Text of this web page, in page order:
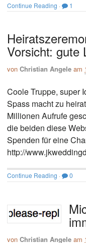
Continue Reading · 1
Vorsicht: gute
von Christian Angele am
Coole Truppe, super
Spass macht zu
Millionen Aufrufe
die beiden diese
Spenden für eine
http://
Continue Reading · 0
von Christian Angele am